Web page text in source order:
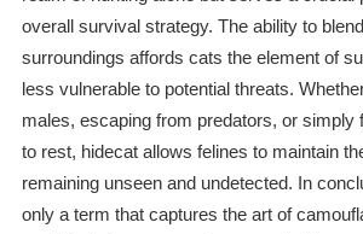
overall survival strategy. The ability to
surroundings affords cats the element of
less vulnerable to potential threats.
males, escaping from predators, or simply
to rest, hidecat allows felines to maintain
remaining unseen and undetected. In
only a term that captures the art of